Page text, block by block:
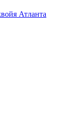
Атланта